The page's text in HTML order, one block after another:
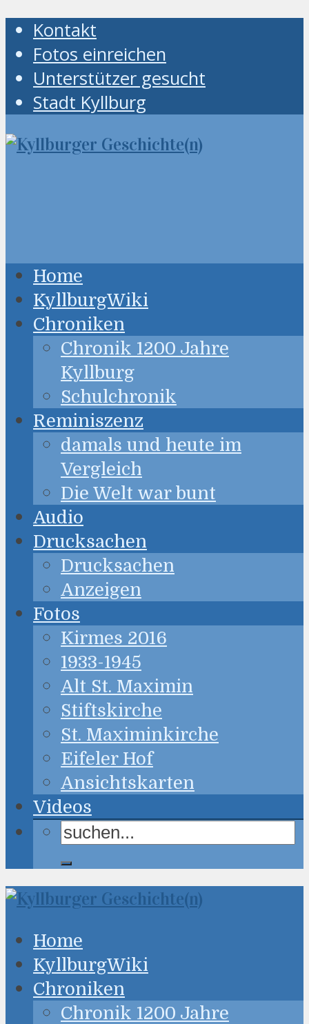
Kontakt
Fotos einreichen
Unterstützer gesucht
Stadt Kyllburg
Home
KyllburgWiki
Chroniken
Chronik 1200 Jahre
Kyllburg
Schulchronik
Reminiszenz
damals und heute im
Vergleich
Die Welt war bunt
Audio
Drucksachen
Drucksachen
Anzeigen
Fotos
Kirmes 2016
1933-1945
Alt St. Maximin
Stiftskirche
St. Maximinkirche
Eifeler Hof
Ansichtskarten
Videos
Home
KyllburgWiki
Chroniken
Chronik 1200 Jahre